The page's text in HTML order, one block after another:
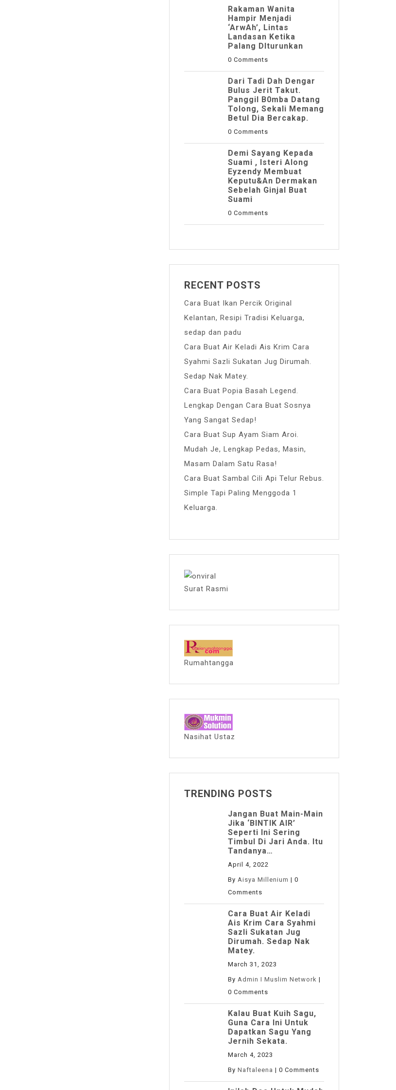
Rakaman Wanita
Hampir Menjadi
‘ArwAh’, Lintas
Landasan Ketika
Palang DIturunkan
0 Comments
Dari Tadi Dah Dengar
Bulus Jerit Takut.
Panggil B0mba Datang
Tolong, Sekali Memang
Betul Dia Bercakap.
0 Comments
Demi Sayang Kepada
Suami , Isteri Along
Eyzendy Membuat
Keputu&an Dermakan
Sebelah Ginjal Buat
Suami
0 Comments
RECENT POSTS
Cara Buat Ikan Percik Original
Kelantan, Resipi Tradisi Keluarga,
sedap dan padu
Cara Buat Air Keladi Ais Krim Cara
Syahmi Sazli Sukatan Jug Dirumah.
Sedap Nak Matey.
Cara Buat Popia Basah Legend.
Lengkap Dengan Cara Buat Sosnya
Yang Sangat Sedap!
Cara Buat Sup Ayam Siam Aroi.
Mudah Je, Lengkap Pedas, Masin,
Masam Dalam Satu Rasa!
Cara Buat Sambal Cili Api Telur Rebus.
Simple Tapi Paling Menggoda 1
Keluarga.
Surat Rasmi
Rumahtangga
Nasihat Ustaz
TRENDING POSTS
Jangan Buat Main-Main
Jika ‘BINTIK AIR’
Seperti Ini Sering
Timbul Di Jari Anda. Itu
Tandanya…
April 4, 2022
By Aisya Millenium | 0
Comments
Cara Buat Air Keladi
Ais Krim Cara Syahmi
Sazli Sukatan Jug
Dirumah. Sedap Nak
Matey.
March 31, 2023
By Admin I Muslim Network |
0 Comments
Kalau Buat Kuih Sagu,
Guna Cara Ini Untuk
Dapatkan Sagu Yang
Jernih Sekata.
March 4, 2023
By Naftaleena | 0 Comments